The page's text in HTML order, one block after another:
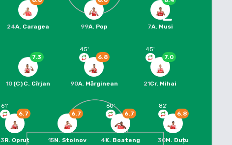
24A. Caragea 99A. Pop 7A. Musi
7.3
10 (C) C. Cîrjan
6.8
45'
90A. Mărginean
7.0
45'
21Cr. Mihai
6.7
61'
3R. Opruț
6.7
15N. Stoinov
6.7
60'
4K. Boateng
6.8
82'
30M. Duțu